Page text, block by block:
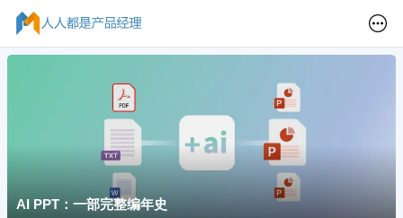
AI PPT：一部完整编年史